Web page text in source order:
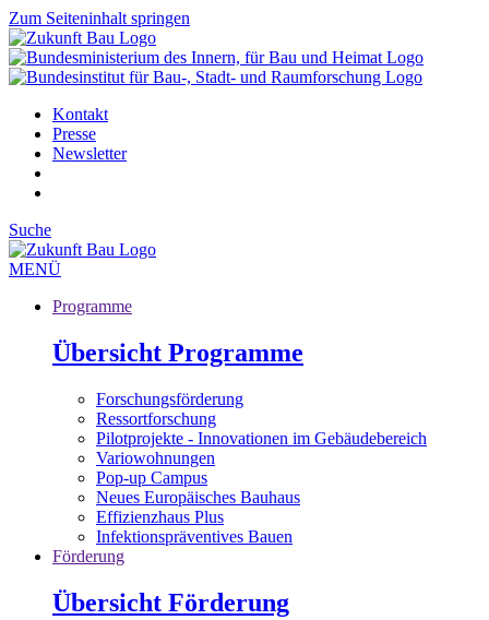
Zum Seiteninhalt springen
Kontakt
Presse
Newsletter
Suche
MENÜ
Programme
Übersicht Programme
Forschungsförderung
Ressortforschung
Pilotprojekte - Innovationen im Gebäudebereich
Variowohnungen
Pop-up Campus
Neues Europäisches Bauhaus
Effizienzhaus Plus
Infektionspräventives Bauen
Förderung
Übersicht Förderung